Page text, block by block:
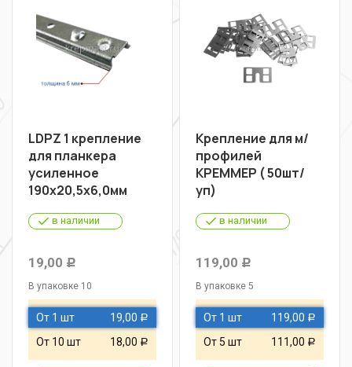
LDPZ 1 крепление
для планкера
усиленное
190х20,5х6,0мм
в наличии
19,00 Р
В упаковке 10
От 1 шт 19,00 Р
От 10 шт 18,00 Р
Крепление для м/
профилей
КРЕММЕР ( 50шт/
уп)
в наличии
119,00 Р
В упаковке 5
От 1 шт 119,00 Р
От 5 шт 111,00 Р